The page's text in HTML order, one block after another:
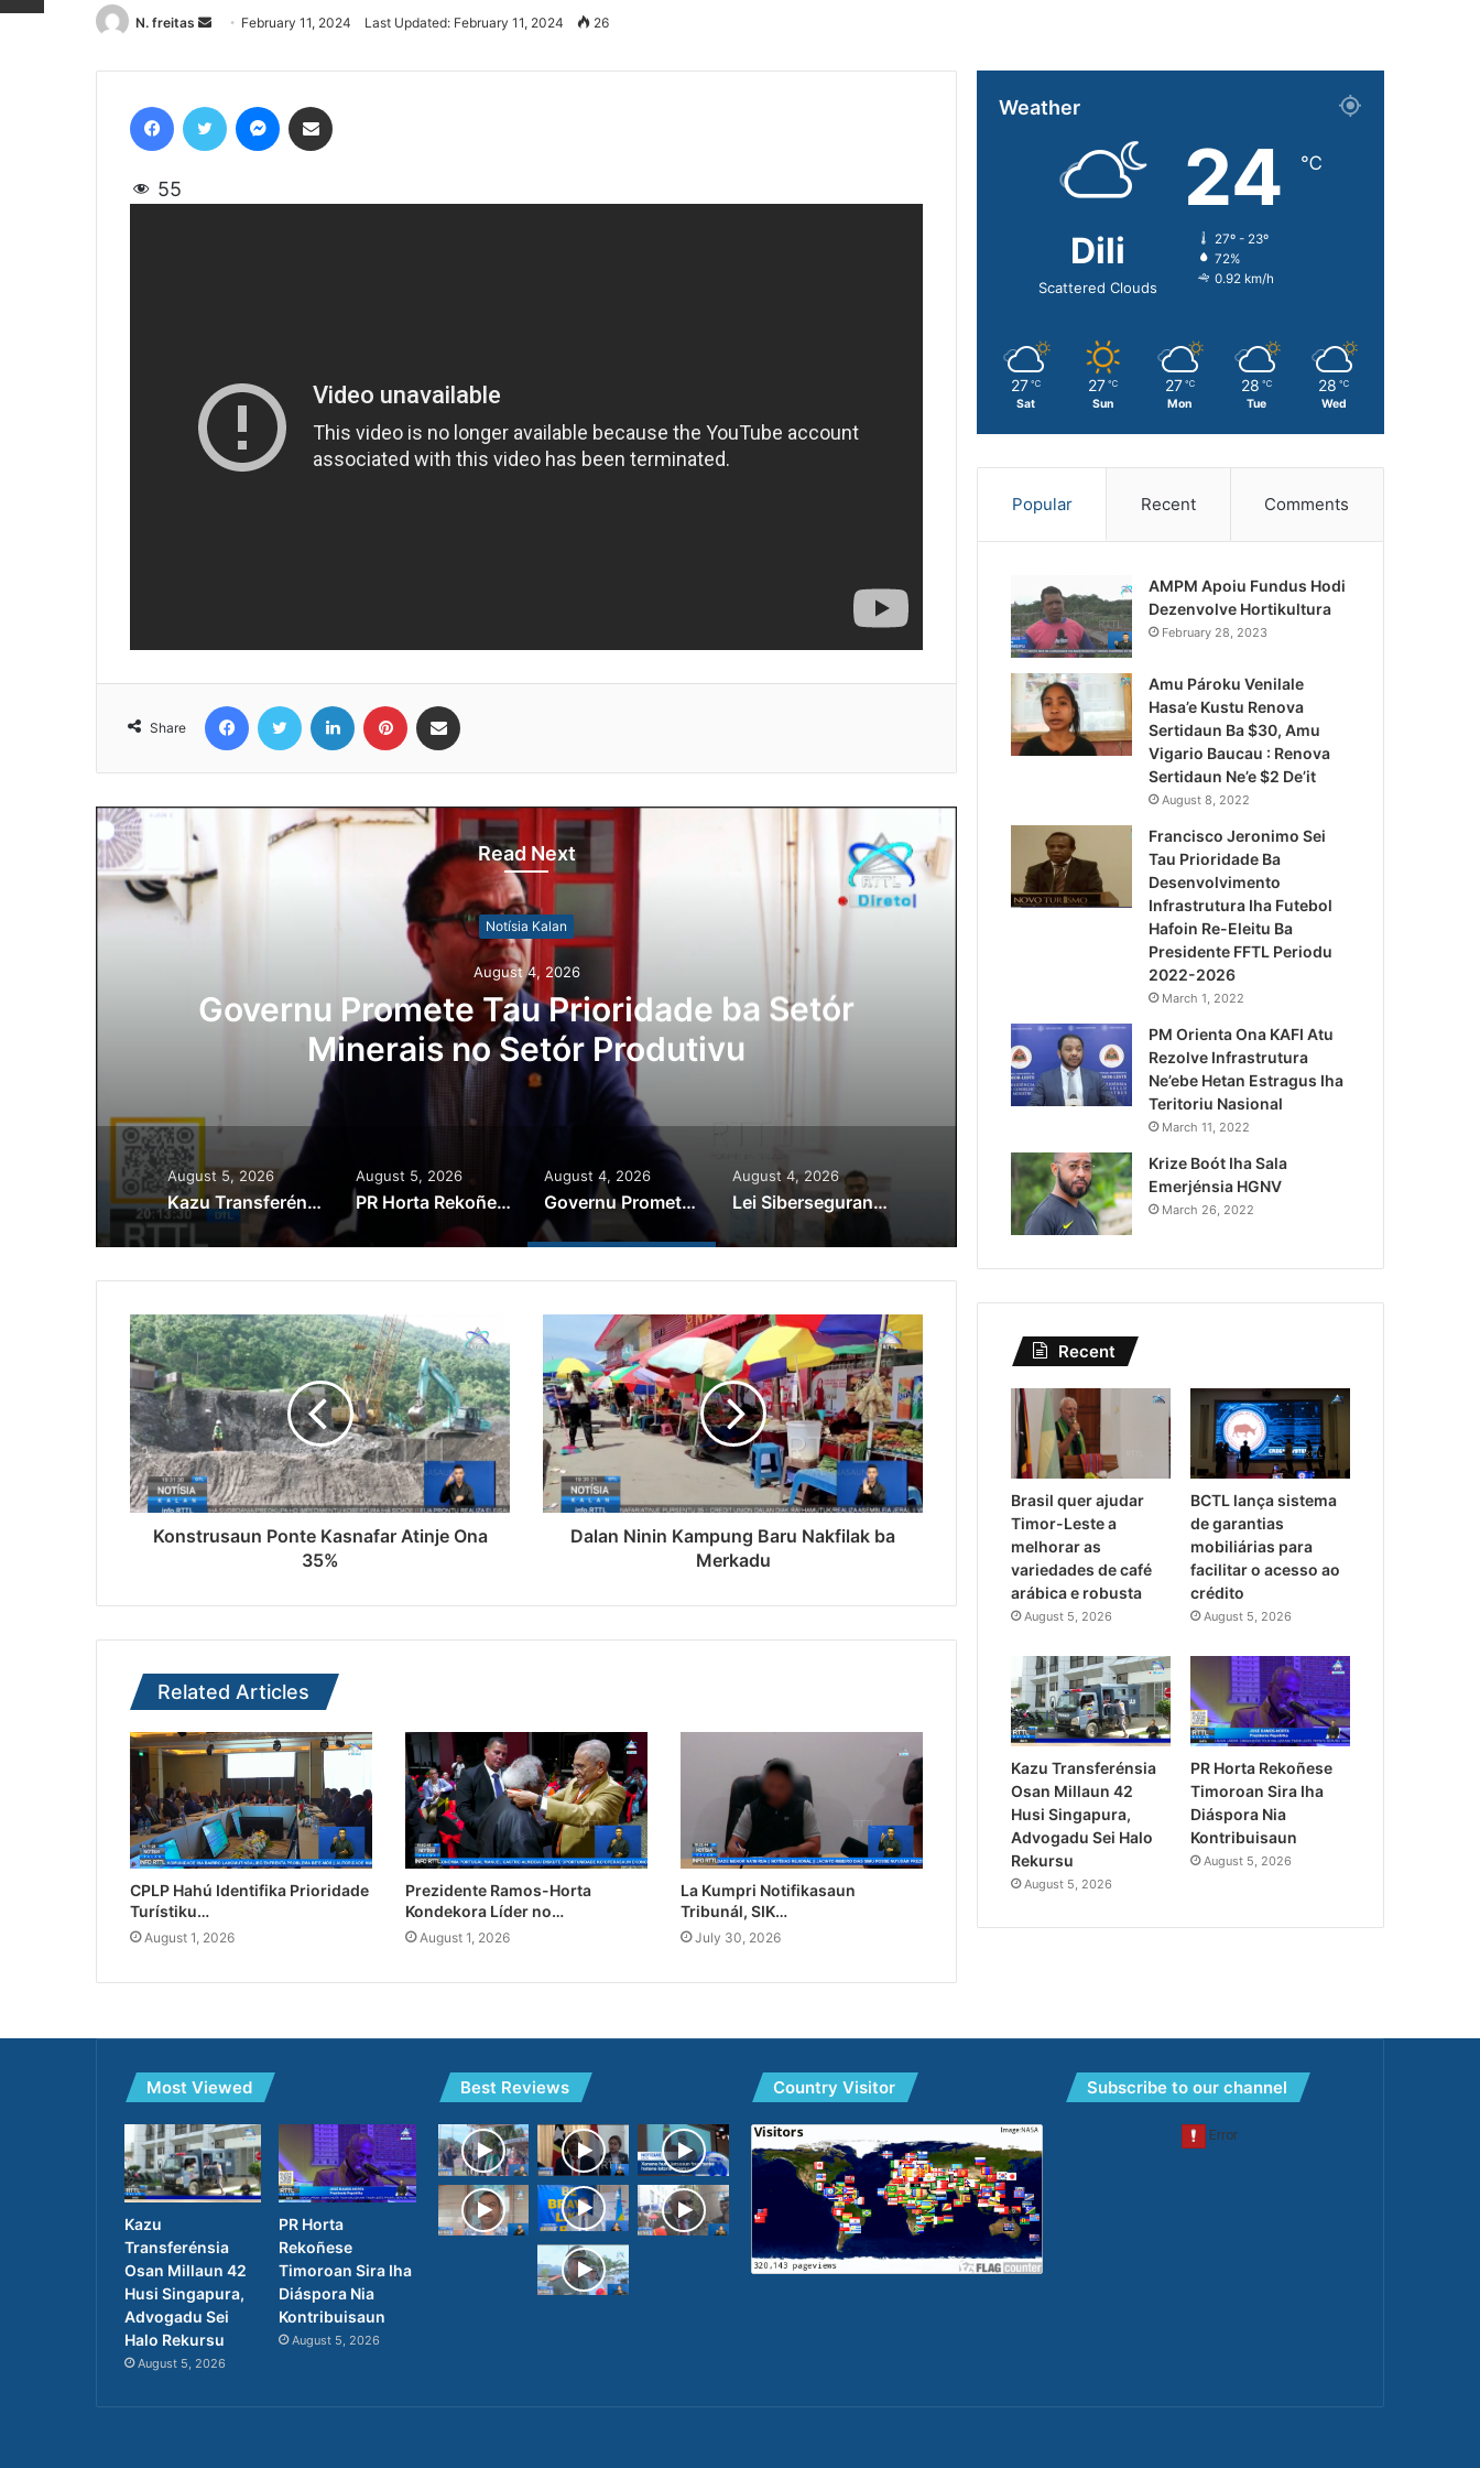
N. freitas
Send
email
February 11, 2024 Last Updated: February 11, 2024 26
55
Share
Read Next
Notísia Kalan
August 4, 2026
Lei Siberseguransa Ajuda Autoridade Polisiál
Kaptura Autór Kriminozu ho Paradeiru Iha
Estranjeiru
Kazu Transferénsia
Singapura, Advogadu
August 5, 2026
Kazu Transferénsia Osan Millaun 42 Husi Singapura, Advogadu Sei Halo Rekursu
August 5, 2026
PR Horta Rekoñese Timoroan Sira Iha Diáspora Nia Kontribuisaun
August 4, 2026
Governu Promete Tau Prioridade ba Setór Minerais no Setór Produtivu
August 4, 2026
Lei Siberseguransa Ajuda Autoridade Polisiál Kaptura Autór Kriminozu ho Paradeiru Iha Estranjeiru
Konstrusaun Ponte Kasnafar Atinje Ona
35%
Dalan Ninin Kampung Baru Nakfilak ba
Merkadu
Related Articles
CPLP Hahú Identifika Prioridade
Turístiku…
August 1, 2026
Prezidente Ramos-Horta
Kondekora Líder no…
August 1, 2026
La Kumpri Notifikasaun
Tribunál, SIK…
July 30, 2026
Weather
Dili
Scattered Clouds
24 ℃
27º - 23º
72%
0.92 km/h
27 ℃
Sat
27 ℃
Sun
27 ℃
Mon
28 ℃
Tue
28 ℃
Wed
Popular Recent Comments
AMPM Apoiu Fundus Hodi
Dezenvolve Hortikultura
February 28, 2023
Amu Pároku Venilale
Hasa’e Kustu Renova
Sertidaun Ba $30, Amu
Vigario Baucau : Renova
Sertidaun Ne’e $2 De’it
August 8, 2022
Francisco Jeronimo Sei
Tau Prioridade Ba
Desenvolvimento
Infrastrutura Iha Futebol
Hafoin Re-Eleitu Ba
Presidente FFTL Periodu
2022-2026
March 1, 2022
PM Orienta Ona KAFI Atu
Rezolve Infrastrutura
Ne’ebe Hetan Estragus Iha
Teritoriu Nasional
March 11, 2022
Krize Boót Iha Sala
Emerjénsia HGNV
March 26, 2022
Recent
Brasil quer ajudar
Timor-Leste a
melhorar as
variedades de café
arábica e robusta
August 5, 2026
BCTL lança sistema
de garantias
mobiliárias para
facilitar o acesso ao
crédito
August 5, 2026
Kazu Transferénsia
Osan Millaun 42
Husi Singapura,
Advogadu Sei Halo
Rekursu
August 5, 2026
PR Horta Rekoñese
Timoroan Sira Iha
Diáspora Nia
Kontribuisaun
August 5, 2026
Most Viewed
Kazu
Transferénsia
Osan Millaun 42
Husi Singapura,
Advogadu Sei
Halo Rekursu
August 5, 2026
PR Horta
Rekoñese
Timoroan Sira Iha
Diáspora Nia
Kontribuisaun
August 5, 2026
Best Reviews Country Visitor Subscribe to our channel